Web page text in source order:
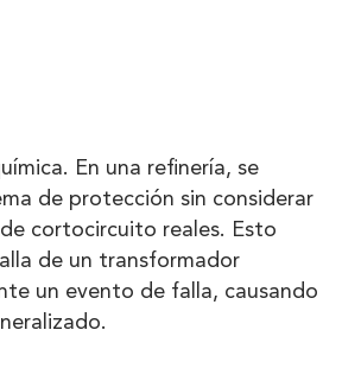
En una refinería, se
de protección sin considerar
cortocircuito reales. Esto
de un transformador
un evento de falla, causando